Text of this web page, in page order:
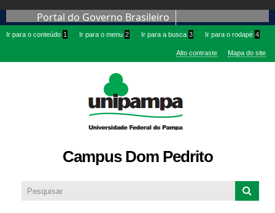
Pular
para o
principal
Portal do Governo Brasileiro
Ir para o conteúdo 1 Ir para o menu 2 Ir para a busca 3 Ir para o rodapé 4
Alto contraste Mapa do site
Campus Dom Pedrito